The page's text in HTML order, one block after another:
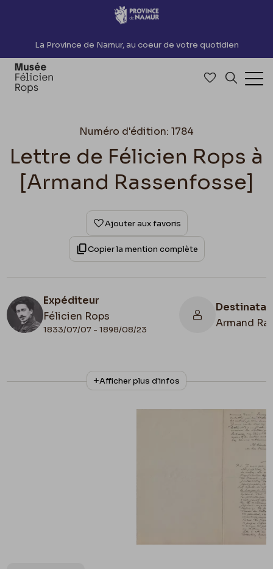
Accèder directement au contenu
La Province de Namur, au coeur de votre quotidien
Accéder à
Numéro d'édition: 1784
Lettre de Félicien Rops à
[Armand Rassenfosse]
Ajouter aux favoris
Copier la mention complète
Expéditeur
Félicien Rops
1833/07/07 - 1898/08/23
Armand
N° d'inventaire
II/6957/19/113
Collationnage
Autographe
Afficher plus d'infos